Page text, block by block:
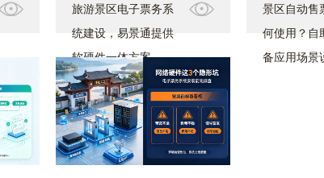
旅游景区电子票务系
统建设，易景通提供
软硬件一体方案
景区自动售
何使用？自
备应用场景